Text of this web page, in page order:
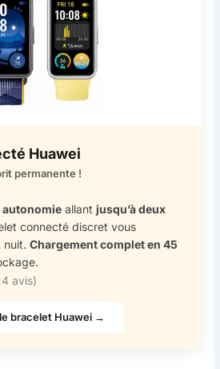
Huawei
permanente !
autonomie allantjusqu’à deux
connecté discret vous
nuit.Chargement complet en 45
avis)
bracelet Huawei →